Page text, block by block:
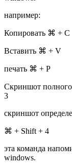
например:
Копировать ⌘ + С
Вставить ⌘ + V
печать ⌘ + P
Скриншот
3
скриншот
⌘ + Shift + 4
эта команда
windows.